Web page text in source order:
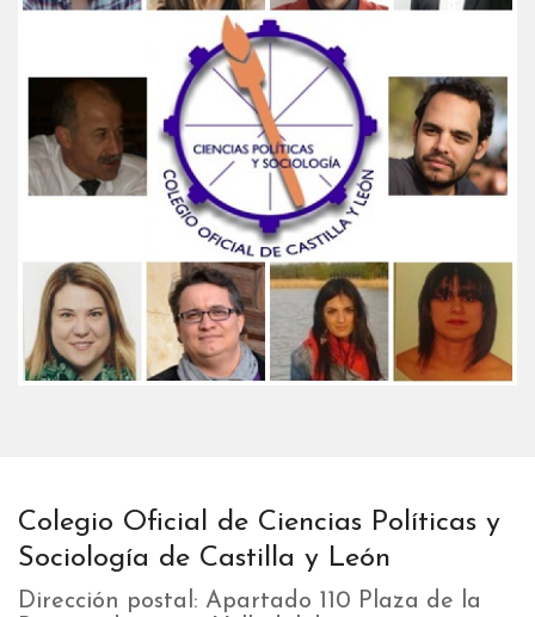
Colegio Oficial de Ciencias Políticas y
Sociología de Castilla y León
Dirección postal: Apartado 110 Plaza de la